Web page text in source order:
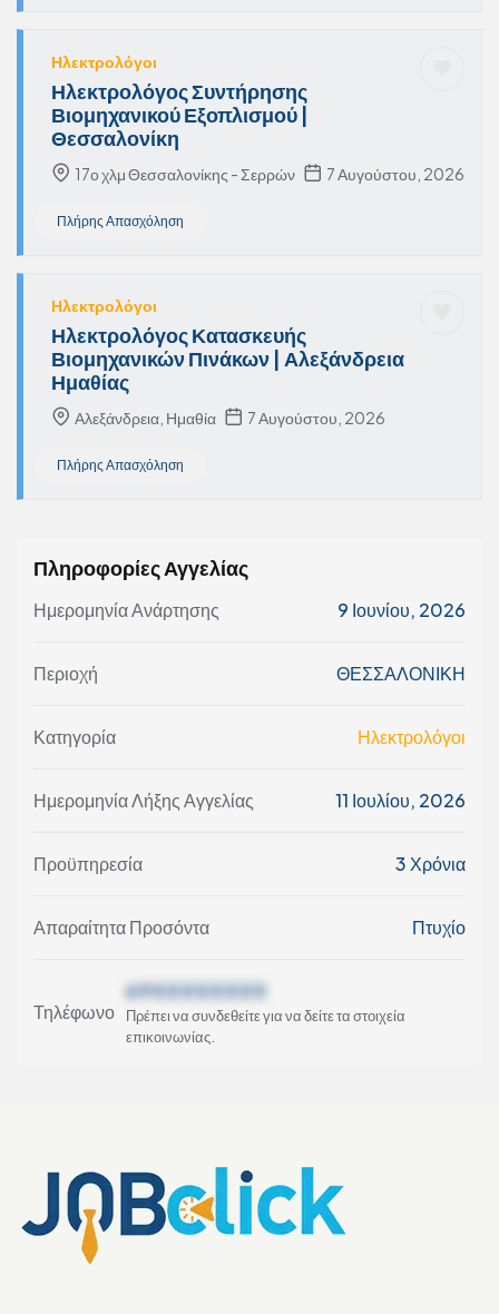
Ηλεκτρολόγοι
Ηλεκτρολόγος Συντήρησης
Βιομηχανικού Εξοπλισμού |
Θεσσαλονίκη
17ο χλμ Θεσσαλονίκης - Σερρών 7 Αυγούστου, 2026
Πλήρης Απασχόληση
Ηλεκτρολόγοι
Ηλεκτρολόγος Κατασκευής
Βιομηχανικών Πινάκων | Αλεξάνδρεια
Ημαθίας
Αλεξάνδρεια, Ημαθία 7 Αυγούστου, 2026
Πλήρης Απασχόληση
Πληροφορίες Αγγελίας
Ημερομηνία Ανάρτησης 9 Ιουνίου, 2026
Περιοχή ΘΕΣΣΑΛΟΝΙΚΗ
Κατηγορία Ηλεκτρολόγοι
Ημερομηνία Λήξης Αγγελίας 11 Ιουλίου, 2026
Προϋπηρεσία 3 Χρόνια
Απαραίτητα Προσόντα Πτυχίο
Τηλέφωνο
69XXXXXXXX
Πρέπει να συνδεθείτε για να δείτε τα στοιχεία
επικοινωνίας.